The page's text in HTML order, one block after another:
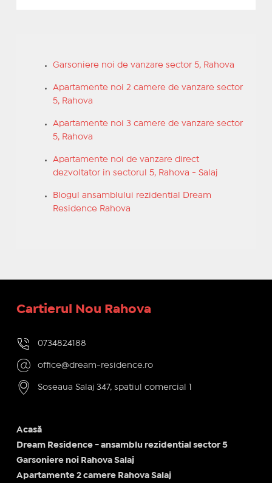
Garsoniere noi de vanzare sector 5, Rahova
Apartamente noi 2 camere de vanzare sector
5, Rahova
Apartamente noi 3 camere de vanzare sector
5, Rahova
Apartamente noi de vanzare direct
dezvoltator in sectorul 5, Rahova - Salaj
Blogul ansamblului rezidential Dream
Residence Rahova
Cartierul Nou Rahova
0734824188
office@dream-residence.ro
Soseaua Salaj 347, spatiul comercial 1
Acasă
Dream Residence - ansamblu rezidential sector 5
Garsoniere noi Rahova Salaj
Apartamente 2 camere Rahova Salaj